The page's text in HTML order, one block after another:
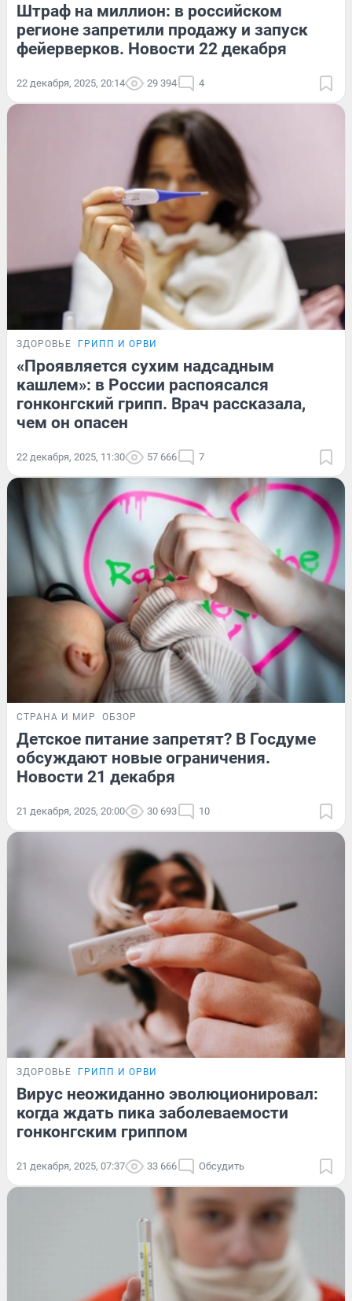
Штраф на миллион: в российском
регионе запретили продажу и запуск
фейерверков. Новости 22 декабря
22 декабря, 2025, 20:14 29 394 4
ЗДОРОВЬЕ ГРИПП И ОРВИ
«Проявляется сухим надсадным
кашлем»: в России распоясался
гонконгский грипп. Врач рассказала,
чем он опасен
22 декабря, 2025, 11:30 57 666 7
СТРАНА И МИР ОБЗОР
Детское питание запретят? В Госдуме
обсуждают новые ограничения.
Новости 21 декабря
21 декабря, 2025, 20:00 30 693 10
ЗДОРОВЬЕ ГРИПП И ОРВИ
Вирус неожиданно эволюционировал:
когда ждать пика заболеваемости
гонконгским гриппом
21 декабря, 2025, 07:37 33 666 Обсудить